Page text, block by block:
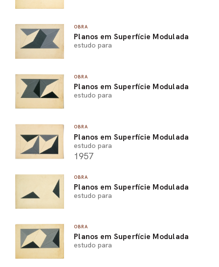
OBRA
Planos em Superfície Modulada
estudo para
OBRA
Planos em Superfície Modulada
estudo para
OBRA
Planos em Superfície Modulada
estudo para
1957
OBRA
Planos em Superfície Modulada
estudo para
OBRA
Planos em Superfície Modulada
estudo para